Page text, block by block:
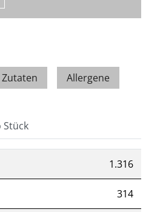
Zutaten Allergene
Stück
1.316
314